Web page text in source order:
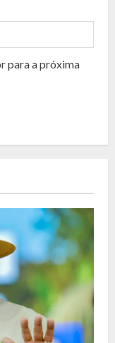
para a próxima